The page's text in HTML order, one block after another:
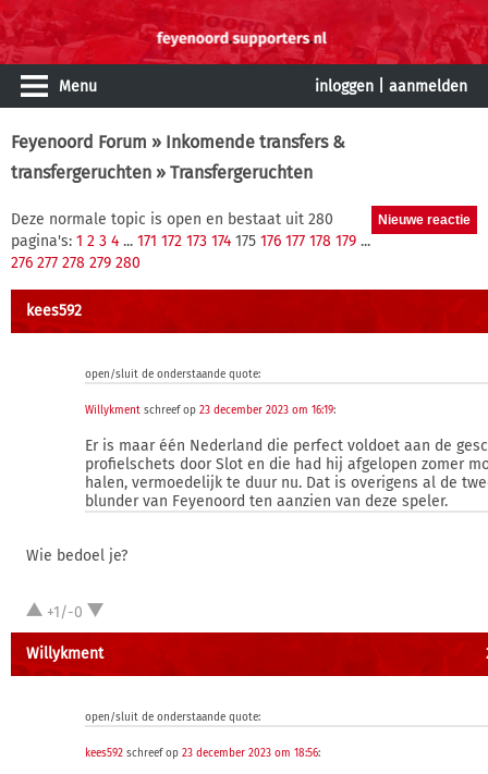
Menu inloggen aanmelden
Feyenoord Forum » Inkomende transfers &
transfergeruchten » Transfergeruchten
Deze normale topic is open en bestaat uit 280
pagina's: 1 2 3 4 ... 171 172 173 174 175 176 177 178 179 ...
276 277 278 279 280
kees592
open/sluit de onderstaande quote:
Willykment schreef op23 december 2023 om 16:19:
Er is maar één Nederland die perfect voldoet aan de
profielschets door Slot en die had hij afgelopen zomer
halen, vermoedelijk te duur nu. Dat is overigens al de
blunder van Feyenoord ten aanzien van deze speler.
Wie bedoel je?
+1/-0
Willykment
open/sluit de onderstaande quote:
kees592 schreef op23 december 2023 om 18:56: